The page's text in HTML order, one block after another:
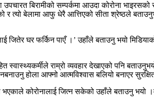
उपचारत बिरामीको सम्पर्कमा आउदा कोरोना
र त्यो बेलामा आफु धेरै आत्तिएको सीता श्रेष्ठले
जितेर घर फर्किन पाएँ ।’ उहाँले बताउनु भयो
स्वास्थ्यकर्मीले राम्रो व्यवहार देखाएको पनि
होला आफ्नो आत्मविश्वास बलियो बनाएर
कोरोनालाई जित्न सकेको उहाँले बताउनु भयो